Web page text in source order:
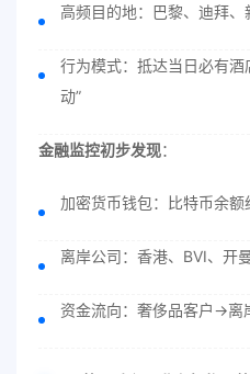
高频目的地：巴黎、迪拜、
行为模式：抵达当日必有
动”
金融监控初步发现：
加密货币钱包：比特币余
离岸公司：香港、BVI、开
资金流向：奢侈品客户→